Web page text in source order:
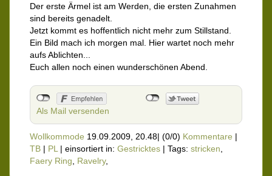
Der erste Ärmel ist am Werden, die ersten Zunahmen
sind bereits genadelt.
Jetzt kommt es hoffentlich nicht mehr zum Stillstand.
Ein Bild mach ich morgen mal. Hier wartet noch mehr
aufs Ablichten...
Euch allen noch einen wunderschönen Abend.
Als Mail versenden
Wollkommode 19.09.2009, 20.48| (0/0) Kommentare |
TB | PL | einsortiert in: Gestricktes | Tags: stricken
Faery Ring
Ravelry,